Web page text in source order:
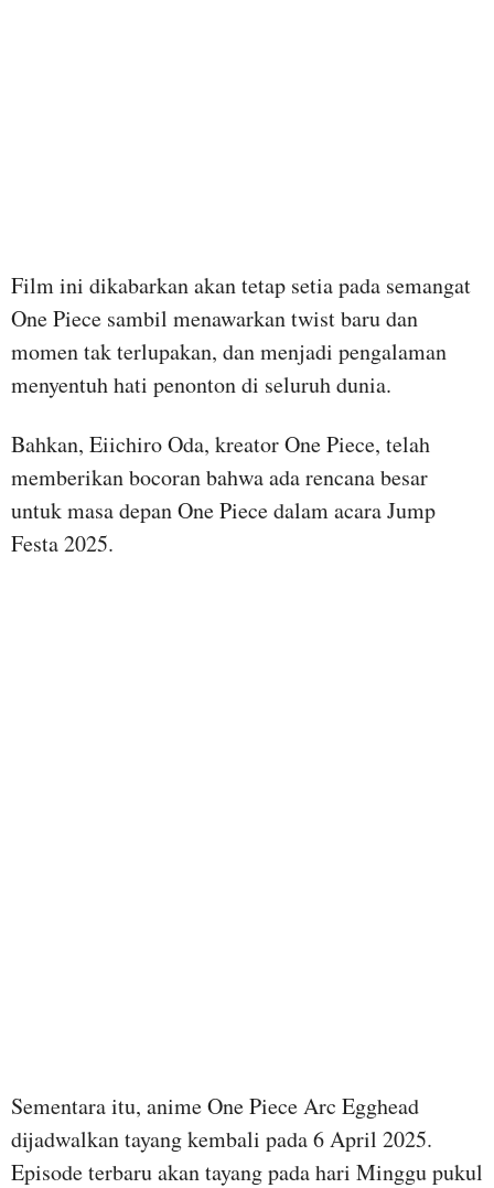
Film ini dikabarkan akan tetap setia pada semangat
One Piece sambil menawarkan twist baru dan
momen tak terlupakan, dan menjadi pengalaman
menyentuh hati penonton di seluruh dunia.
Bahkan, Eiichiro Oda, kreator One Piece, telah
memberikan bocoran bahwa ada rencana besar
untuk masa depan One Piece dalam acara Jump
Festa 2025.
Sementara itu, anime One Piece Arc Egghead
dijadwalkan tayang kembali pada 6 April 2025.
Episode terbaru akan tayang pada hari Minggu pukul